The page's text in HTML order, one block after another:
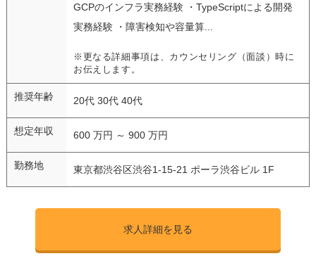
GCPのインフラ実務経験 ・TypeScriptによる開発
実務経験 ・障害検知や容量算...
※更なる詳細事項は、カウンセリング（面談）時に
お伝えします。
推奨年齢 20代 30代 40代
想定年収 600 万円 ～ 900 万円
勤務地 東京都渋谷区渋谷1-15-21 ポーラ渋谷ビル 1F
求人詳細を見る